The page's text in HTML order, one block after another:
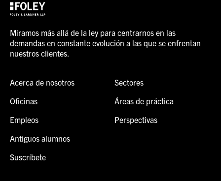
Miramos más allá de la ley para centrarnos en las
demandas en constante evolución a las que se enfrentan
nuestros clientes.
Acerca de nosotros
Oficinas
Empleos
Antiguos alumnos
Suscríbete
Sectores
Áreas de práctica
Perspectivas